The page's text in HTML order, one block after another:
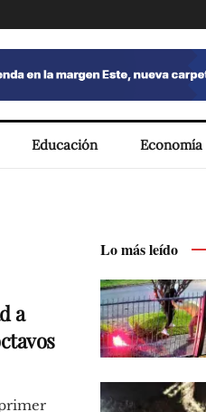
Educación Economía
a
Lo más leído